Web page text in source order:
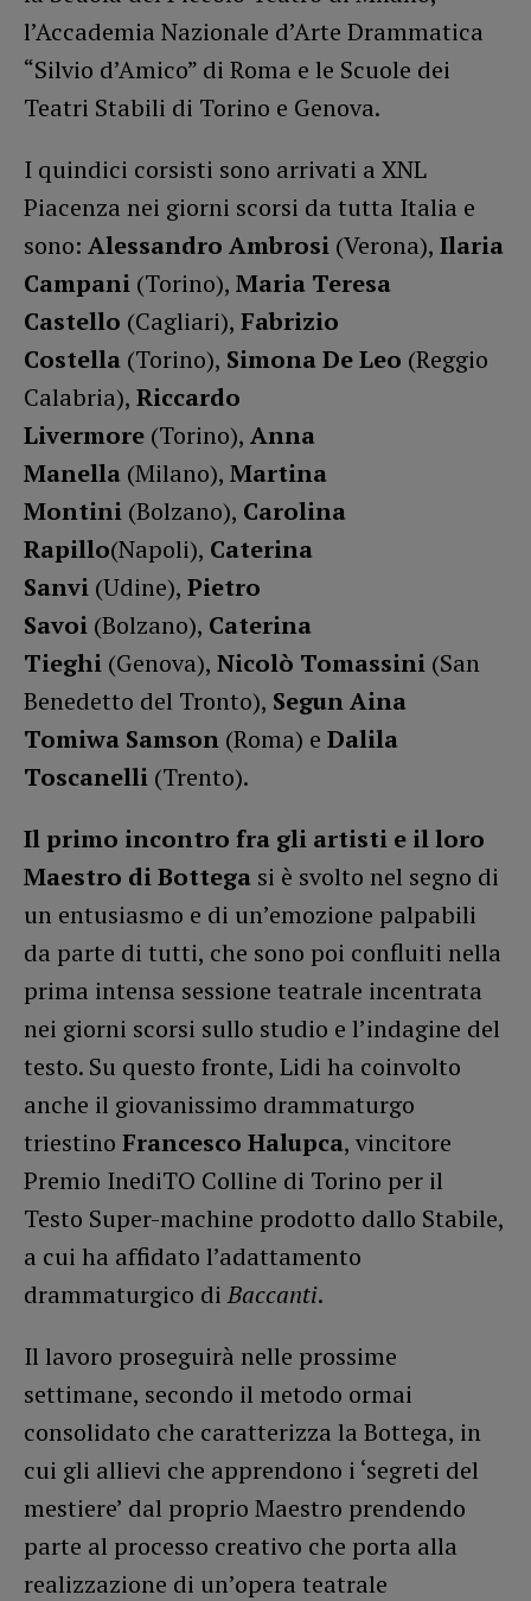
l’Accademia Nazionale d’Arte Drammatica
“Silvio d’Amico” di Roma e le Scuole dei
Teatri Stabili di Torino e Genova.
I quindici corsisti sono arrivati a XNL
Piacenza nei giorni scorsi da tutta Italia e
sono: Alessandro Ambrosi (Verona), Ilaria
Campani (Torino), Maria Teresa
Castello (Cagliari), Fabrizio
Costella (Torino), Simona De Leo (Reggio
Calabria), Riccardo
Livermore (Torino), Anna
Manella (Milano), Martina
Montini (Bolzano), Carolina
Rapillo(Napoli), Caterina
Sanvi (Udine), Pietro
Savoi (Bolzano), Caterina
Tieghi (Genova), Nicolò Tomassini (San
Benedetto del Tronto), Segun Aina
Tomiwa Samson (Roma) e Dalila
Toscanelli (Trento).
Il primo incontro fra gli artisti e il loro
Maestro di Bottega si è svolto nel segno di
un entusiasmo e di un’emozione palpabili
da parte di tutti, che sono poi confluiti nella
prima intensa sessione teatrale incentrata
nei giorni scorsi sullo studio e l’indagine del
testo. Su questo fronte, Lidi ha coinvolto
anche il giovanissimo drammaturgo
triestino Francesco Halupca, vincitore
Premio InediTO Colline di Torino per il
Testo Super-machine prodotto dallo Stabile,
a cui ha affidato l’adattamento
drammaturgico diBaccanti.
Il lavoro proseguirà nelle prossime
settimane, secondo il metodo ormai
consolidato che caratterizza la Bottega, in
cui gli allievi che apprendono i ‘segreti del
mestiere’ dal proprio Maestro prendendo
parte al processo creativo che porta alla
realizzazione di un’opera teatrale